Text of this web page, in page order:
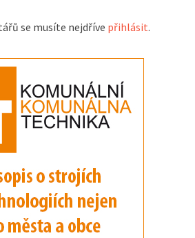
se musíte nejdříve přihlásit.